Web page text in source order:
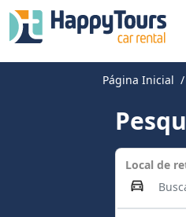
Página Inicial
Local de